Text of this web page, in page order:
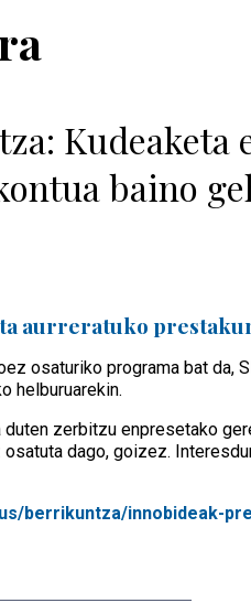
Kudeaketa
baino
aurreratuko
osaturiko programa bat da,
helburuarekin.
zerbitzu enpresetako
dago, goizez.
berrikuntza/innobideak-